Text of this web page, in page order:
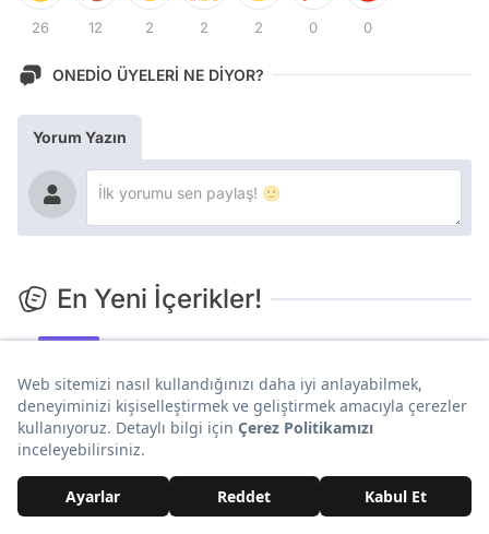
26 12 2 2 2 0 0
ONEDİO ÜYELERİ NE DİYOR?
Yorum Yazın
En Yeni İçerikler!
Psikologlar Açıkladı: Her Zaman Yavaş Yemek Yiyen
Kişilerin Ortak Noktası
Yaşam
Dünyanın En Değerli Binasını İnşa Ediyorlar: Açıldığında
Her Gün Para Basacak